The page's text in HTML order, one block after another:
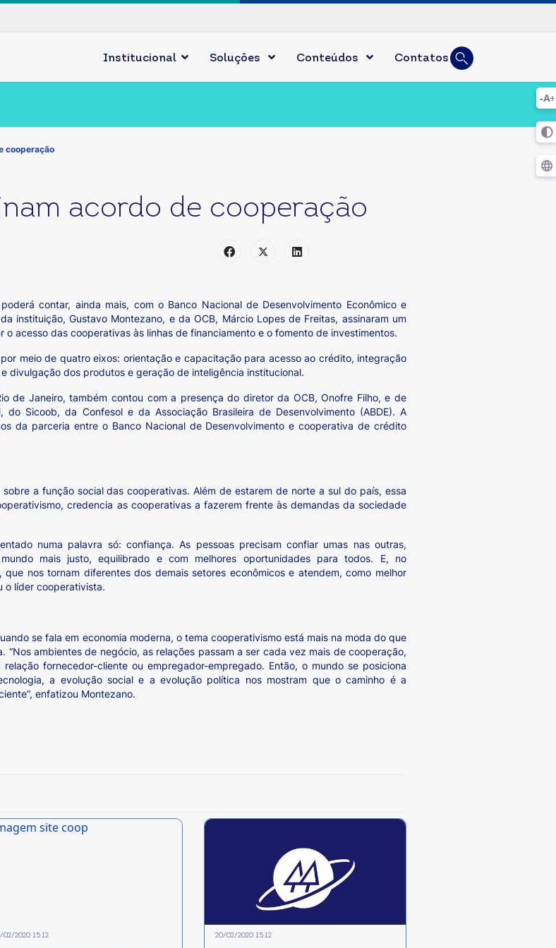
Busca
Digite duas ou
Institucional Soluções Conteúdos Contatos
cooperação
acordo de cooperação
contar, ainda mais, com o Banco Nacional de Desenvolvimento Econômico e
instituição, Gustavo Montezano, e da OCB, Márcio Lopes de Freitas, assinaram um
acesso das cooperativas às linhas de financiamento e o fomento de investimentos.
meio de quatro eixos: orientação e capacitação para acesso ao crédito, integração
divulgação dos produtos e geração de inteligência institucional.
de Janeiro, também contou com a presença do diretor da OCB, Onofre Filho, e de
Sicoob, da Confesol e da Associação Brasileira de Desenvolvimento (ABDE). A
da parceria entre o Banco Nacional de Desenvolvimento e cooperativa de crédito
a função social das cooperativas. Além de estarem de norte a sul do país, essa
credencia as cooperativas a fazerem frente às demandas da sociedade
numa palavra só: confiança. As pessoas precisam confiar umas nas outras,
mais justo, equilibrado e com melhores oportunidades para todos. E, no
nos tornam diferentes dos demais setores econômicos e atendem, como melhor
o líder cooperativista.
se fala em economia moderna, o tema cooperativismo está mais na moda do que
“Nos ambientes de negócio, as relações passam a ser cada vez mais de cooperação,
fornecedor-cliente ou empregador-empregado. Então, o mundo se posiciona
a evolução social e a evolução política nos mostram que o caminho é a
enfatizou Montezano.
02/2020 15:12 20/02/2020 15:12